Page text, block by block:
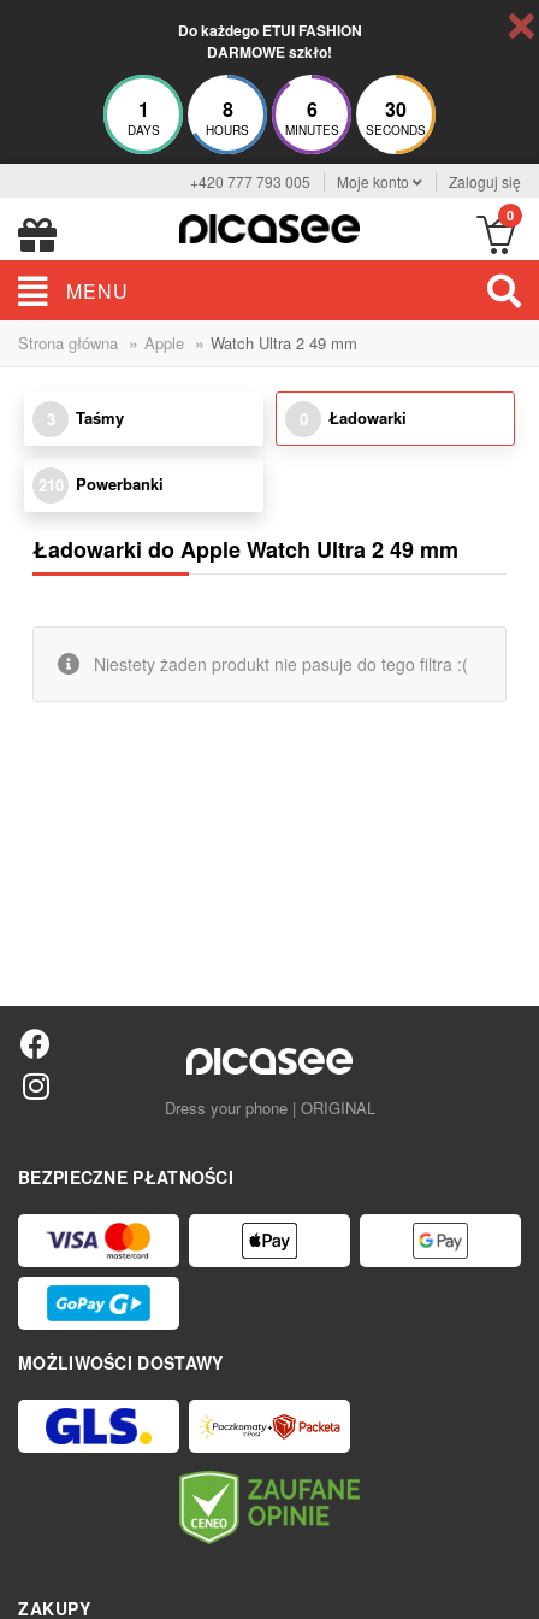
Do każdego ETUI FASHION
DARMOWE szkło!
1
DAYS
8
HOURS
6
MINUTES
30
SECONDS
+420 777 793 005 Moje konto Zaloguj się
0
MENU
Strona główna » Apple » Watch Ultra 2 49 mm
3 Taśmy 0 Ładowarki
210 Powerbanki
Ładowarki do Apple Watch Ultra 2 49 mm
Niestety żaden produkt nie pasuje do tego filtra :(
Dress your phone | ORIGINAL
BEZPIECZNE PŁATNOŚCI
MOŻLIWOŚCI DOSTAWY
ZAKUPY